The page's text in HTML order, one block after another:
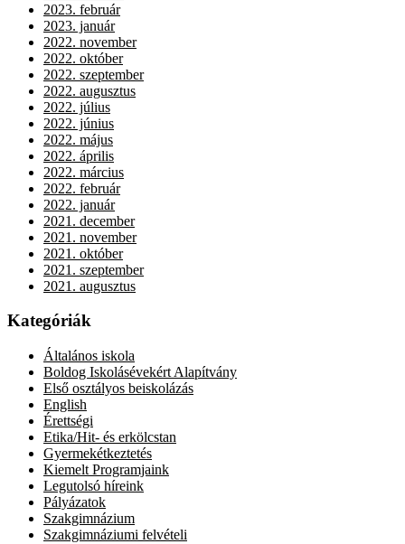
2023. február
2023. január
2022. november
2022. október
2022. szeptember
2022. augusztus
2022. július
2022. június
2022. május
2022. április
2022. március
2022. február
2022. január
2021. december
2021. november
2021. október
2021. szeptember
2021. augusztus
Kategóriák
Általános iskola
Boldog Iskolásévekért Alapítvány
Első osztályos beiskolázás
English
Érettségi
Etika/Hit- és erkölcstan
Gyermekétkeztetés
Kiemelt Programjaink
Legutolsó híreink
Pályázatok
Szakgimnázium
Szakgimnáziumi felvételi